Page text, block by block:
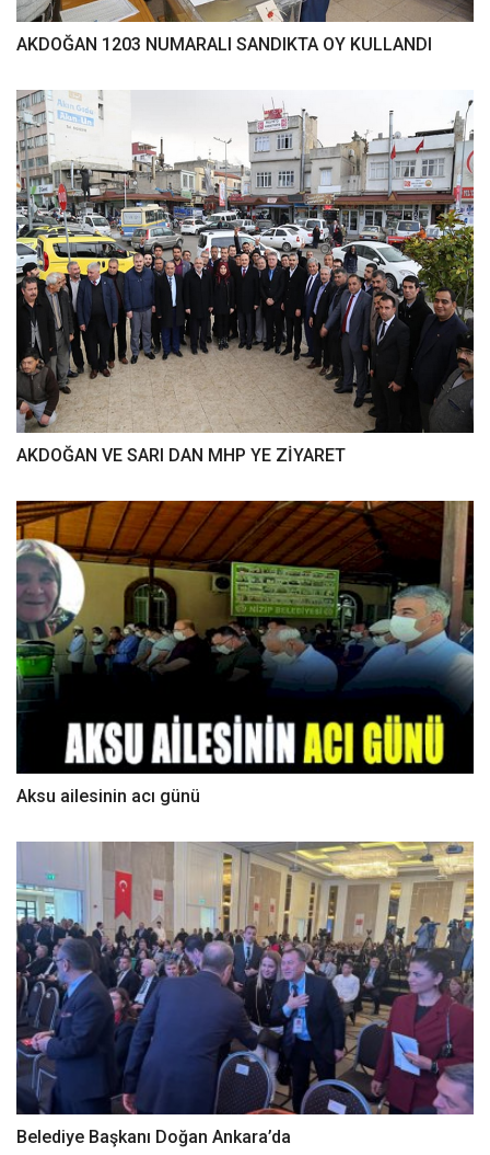
AKDOĞAN 1203 NUMARALI SANDIKTA OY KULLANDI
AKDOĞAN VE SARI DAN MHP YE ZİYARET
Aksu ailesinin acı günü
Belediye Başkanı Doğan Ankara’da